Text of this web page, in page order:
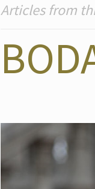
Articles from